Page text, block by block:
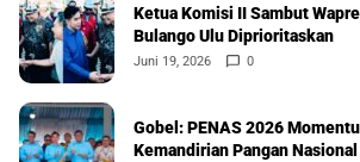
Ketua Komisi II Sambut
Bulango Ulu Diprioritaskan
Juni 19, 2026 0
Gobel: PENAS 2026
Kemandirian Pangan Nasional